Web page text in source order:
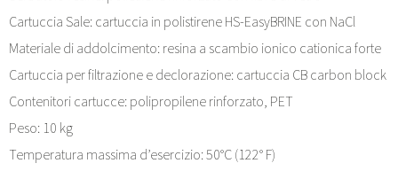
Cartuccia Sale: cartuccia in polistirene HS-EasyBRINE con NaCl
Materiale di addolcimento: resina a scambio ionico cationica forte
Cartuccia per filtrazione e declorazione: cartuccia CB carbon block
Contenitori cartucce: polipropilene rinforzato, PET
Peso: 10 kg
Temperatura massima d’esercizio: 50°C (122° F)